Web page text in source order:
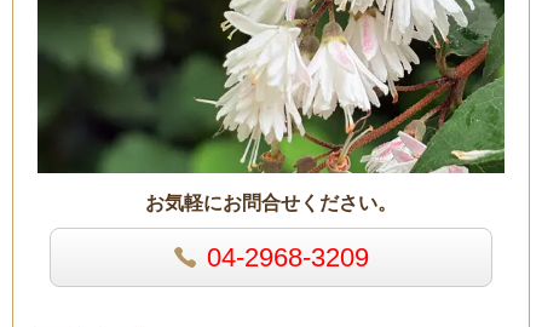
お気軽にお問合せください。
04-2968-3209